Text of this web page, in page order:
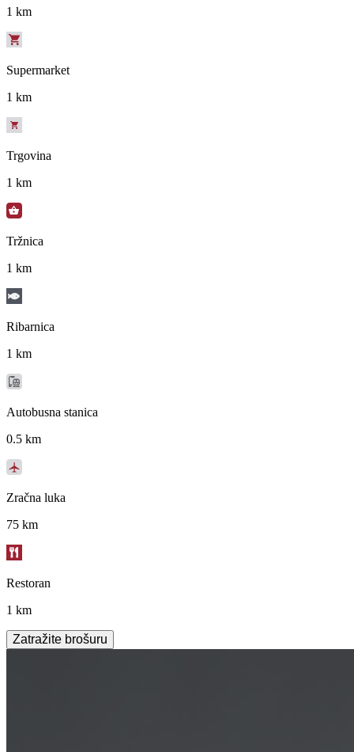
1 km
Supermarket
1 km
Trgovina
1 km
Tržnica
1 km
Ribarnica
1 km
Autobusna stanica
0.5 km
Zračna luka
75 km
Restoran
1 km
Zatražite brošuru